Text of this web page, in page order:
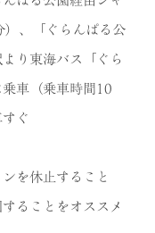
）、「ぐらんぱる公
り東海バス「ぐら
車（乗車時間10
ぐ
を休止すること
ることをオススメ